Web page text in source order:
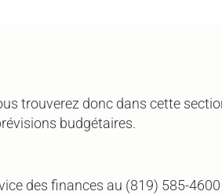
trouverez donc dans cette
budgétaires.
des finances au (819) 585-